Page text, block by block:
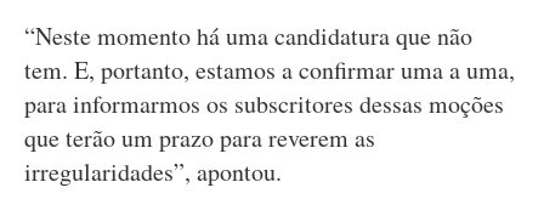
“Neste momento há uma candidatura que não
tem. E, portanto, estamos a confirmar uma a uma,
para informarmos os subscritores dessas moções
que terão um prazo para reverem as
irregularidades”, apontou.